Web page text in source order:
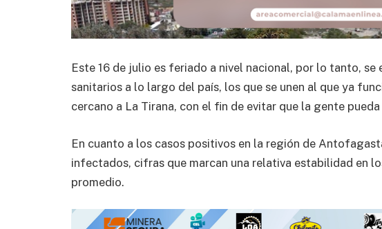
Este 16 de julio es feriado a nivel nacional, por lo tanto,
sanitarios a lo largo del país, los que se unen al que ya
cercano a La Tirana, con el fin de evitar que la gente
En cuanto a los casos positivos en la región de
infectados, cifras que marcan una relativa estabilidad en
promedio.